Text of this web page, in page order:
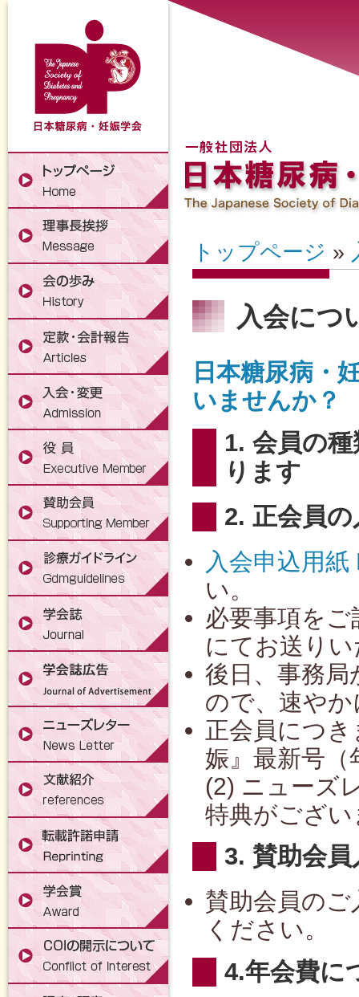
トップページ »
入会につ
日本糖尿病・
いませんか？
1. 会員の
ります
2. 正会員
入会申込用
い。
必要事項を
にてお送り
後日、事務
ので、速や
正会員につ
娠』最新号（
(2) ニューズ
特典がござい
3. 賛助会
賛助会員の
ください。
4.年会費に